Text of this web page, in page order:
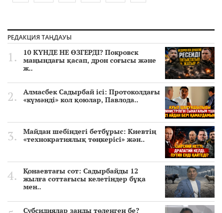
РЕДАКЦИЯ ТАҢДАУЫ
10 КҮНДЕ НЕ ӨЗГЕРДІ? Покровск
маңындағы қасап, дрон соғысы және
ж..
Алмасбек Садырбай ісі: Протоколдағы
«күмәнді» кол қоюлар, Павлода..
Майдан шебіндегі бетбұрыс: Киевтің
«технократиялық төңкерісі» жән..
Қонаевтағы сот: Садырбайды 12
жылға соттағысы келетіндер бұқа
мен..
Субсидиялар заңды төленген бе?